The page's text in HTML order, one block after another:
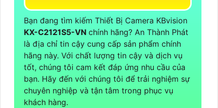
Bạn đang tìm kiếm Thiết Bị Camera KBvision
KX-C2121S5-VN chính hãng? An Thành Phát
là địa chỉ tin cậy cung cấp sản phẩm chính
hãng này. Với chất lượng tin cậy và dịch vụ
tốt, chúng tôi cam kết đáp ứng nhu cầu của
bạn. Hãy đến với chúng tôi để trải nghiệm sự
chuyên nghiệp và tận tâm trong phục vụ
khách hàng.